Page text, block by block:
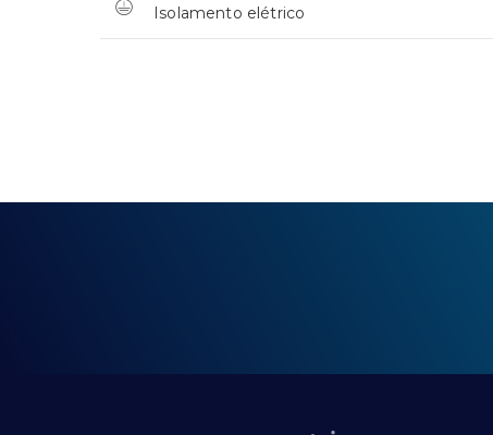
Isolamento elétrico